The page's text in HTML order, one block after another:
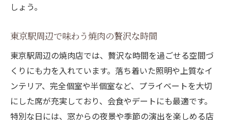
しょう。
東京駅周辺で味わう焼肉の贅沢な時間
東京駅周辺の焼肉店では、贅沢な時間を過ごせる空間づ
くりにも力を入れています。落ち着いた照明や上質なイ
ンテリア、完全個室や半個室など、プライベートを大切
にした席が充実しており、会食やデートにも最適です。
特別な日には、窓からの夜景や季節の演出を楽しめる店